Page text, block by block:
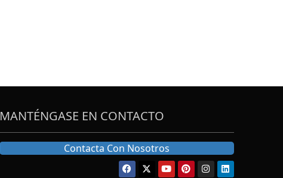
MANTÉNGASE EN CONTACTO
Contacta Con Nosotros